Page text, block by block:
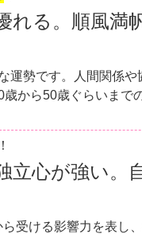
れる。順風満
運勢です。人間関係や
から50歳ぐらいまで
！
立心が強い。
受ける影響力を表し、